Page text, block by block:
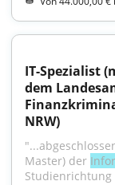
IT-Spezialist
dem
NRW)
Master) der
Studienrichtung